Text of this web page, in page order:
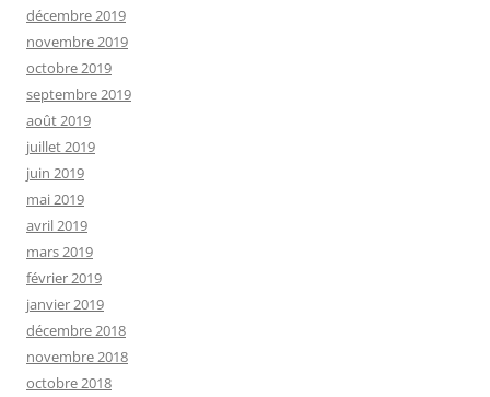
décembre 2019
novembre 2019
octobre 2019
septembre 2019
août 2019
juillet 2019
juin 2019
mai 2019
avril 2019
mars 2019
février 2019
janvier 2019
décembre 2018
novembre 2018
octobre 2018